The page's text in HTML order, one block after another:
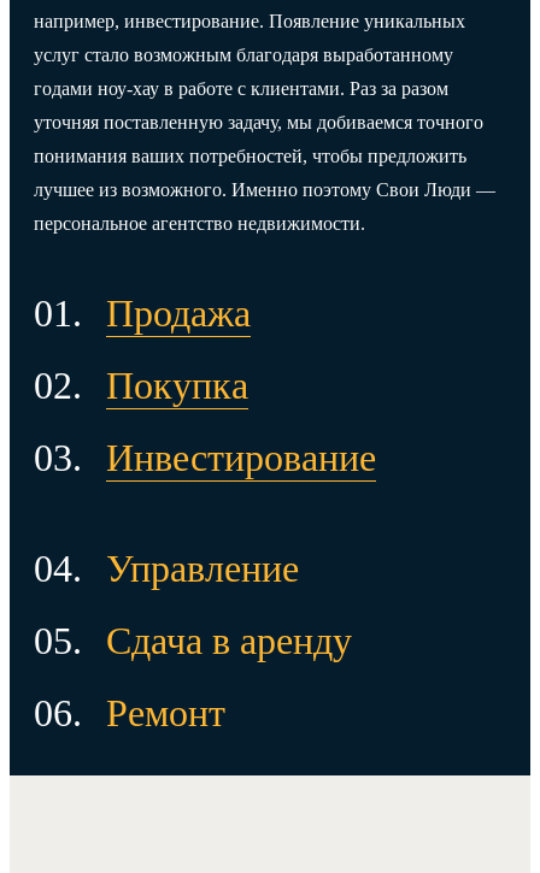
например, инвестирование. Появление уникальных
услуг стало возможным благодаря выработанному
годами ноу-хау в работе с клиентами. Раз за разом
уточняя поставленную задачу, мы добиваемся точного
понимания ваших потребностей, чтобы предложить
лучшее из возможного. Именно поэтому Свои Люди —
персональное агентство недвижимости.
Продажа
Покупка
Инвестирование
Управление
Сдача в аренду
Ремонт